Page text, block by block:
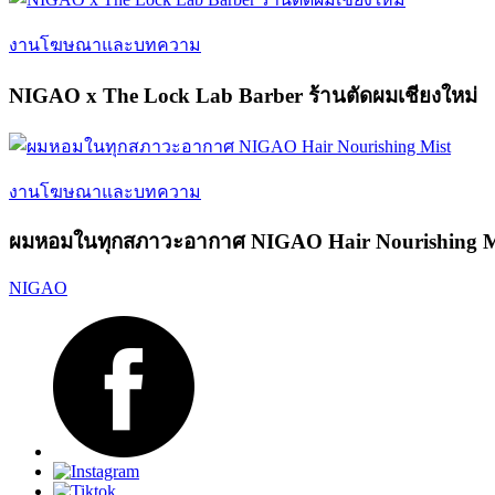
งานโฆษณาและบทความ
NIGAO x The Lock Lab Barber ร้านตัดผมเชียงใหม่
งานโฆษณาและบทความ
ผมหอมในทุกสภาวะอากาศ NIGAO Hair Nourishing
NIGAO